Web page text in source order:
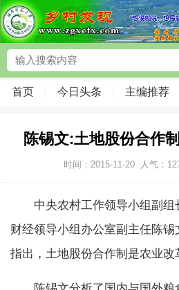
首页 今日头条 主编推荐
陈锡文:土地股份合作
时间：2015-11-20 人气：
中央农村工作领导小组副
财经领导小组办公室副主任陈
指出，土地股份合作制是农业改